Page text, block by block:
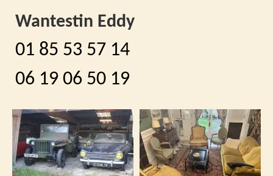
Wantestin Eddy
01 85 53 57 14
06 19 06 50 19